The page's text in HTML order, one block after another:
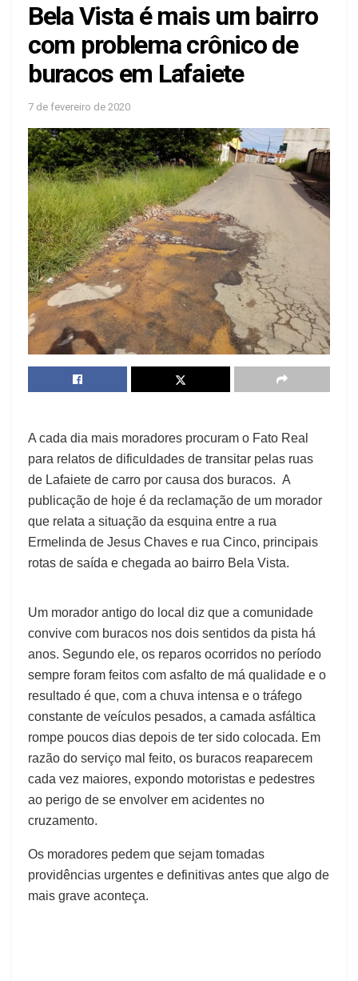
Bela Vista é mais um bairro
com problema crônico de
buracos em Lafaiete
7 de fevereiro de 2020
A cada dia mais moradores procuram o Fato Real
para relatos de dificuldades de transitar pelas ruas
de Lafaiete de carro por causa dos buracos. A
publicação de hoje é da reclamação de um morador
que relata a situação da esquina entre a rua
Ermelinda de Jesus Chaves e rua Cinco, principais
rotas de saída e chegada ao bairro Bela Vista.
Um morador antigo do local diz que a comunidade
convive com buracos nos dois sentidos da pista há
anos. Segundo ele, os reparos ocorridos no período
sempre foram feitos com asfalto de má qualidade e o
resultado é que, com a chuva intensa e o tráfego
constante de veículos pesados, a camada asfáltica
rompe poucos dias depois de ter sido colocada. Em
razão do serviço mal feito, os buracos reaparecem
cada vez maiores, expondo motoristas e pedestres
ao perigo de se envolver em acidentes no
cruzamento.
Os moradores pedem que sejam tomadas
providências urgentes e definitivas antes que algo de
mais grave aconteça.